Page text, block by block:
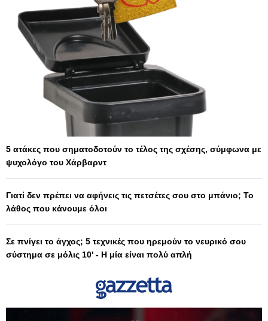
5 ατάκες που σηματοδοτούν το τέλος της σχέσης, σύμφωνα με
ψυχολόγο του Χάρβαρντ
Γιατί δεν πρέπει να αφήνεις τις πετσέτες σου στο μπάνιο; Το
λάθος που κάνουμε όλοι
Σε πνίγει το άγχος; 5 τεχνικές που ηρεμούν το νευρικό σου
σύστημα σε μόλις 10' - Η μία είναι πολύ απλή